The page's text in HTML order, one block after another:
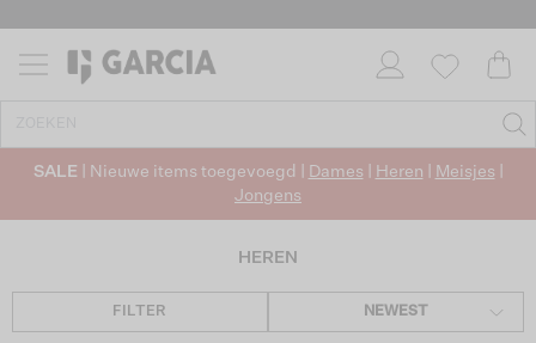
SALE | Nieuwe items toegevoegd | Dames Heren Meisjes
Jongens
HEREN
FILTER NEWEST